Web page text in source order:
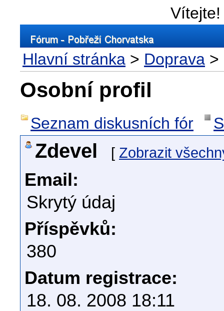
Vítejte!
Hlavní stránka > Doprava >
Osobní profil
Seznam diskusních fór
Zdevel [ Zobrazit
Email:
Skrytý údaj
Příspěvků:
380
Datum registrace:
18. 08. 2008 18:11